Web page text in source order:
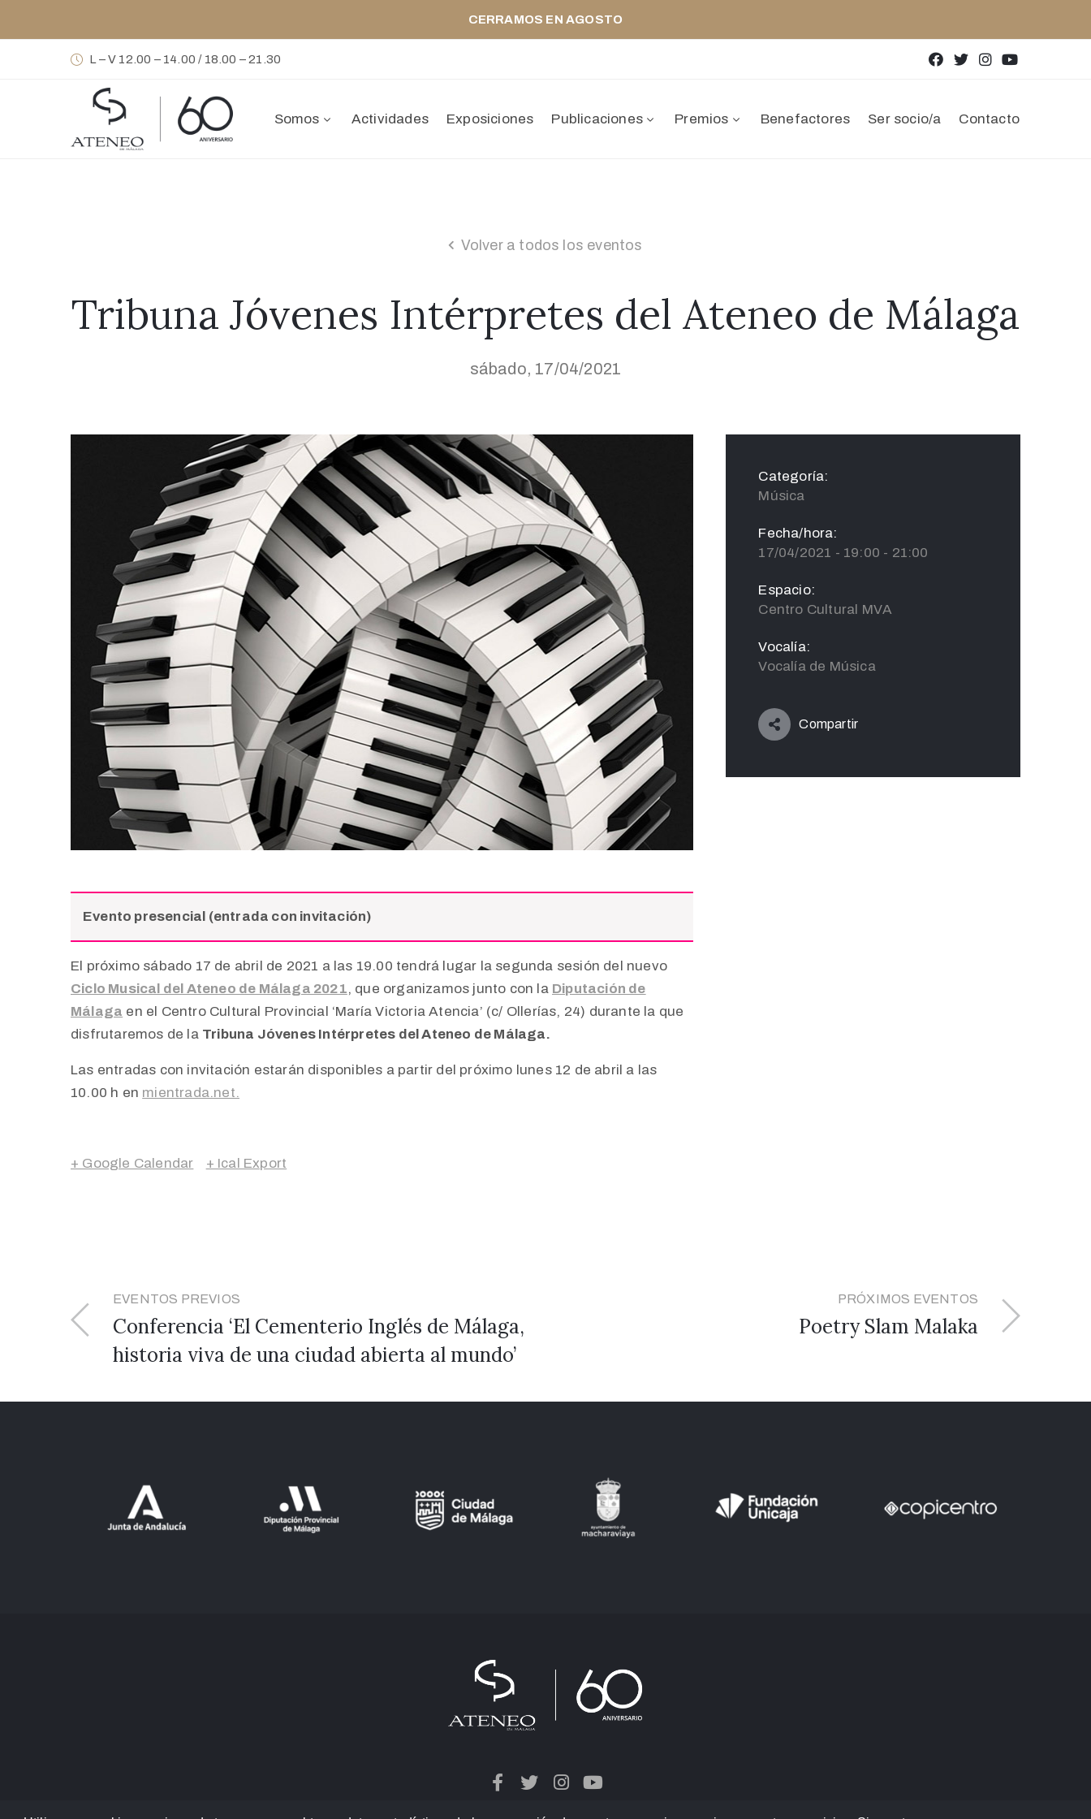
CERRAMOS EN AGOSTO
L – V 12.00 – 14.00 / 18.00 – 21.30
Somos Actividades Exposiciones Publicaciones Premios Benefactores Ser socio/a Contacto
Volver a todos los eventos
Tribuna Jóvenes Intérpretes del Ateneo de Málaga
sábado, 17/04/2021
Evento presencial (entrada con invitación)
El próximo sábado 17 de abril de 2021 a las 19.00 tendrá lugar la segunda sesión del nuevo
Ciclo Musical del Ateneo de Málaga 2021, que organizamos junto con la Diputación de
Málaga en el Centro Cultural Provincial ‘María Victoria Atencia’ (c/ Ollerías, 24) durante la que
disfrutaremos de la Tribuna Jóvenes Intérpretes del Ateneo de Málaga.
Las entradas con invitación estarán disponibles a partir del próximo lunes 12 de abril a las
10.00 h en mientrada.net.
+ Google Calendar + Ical Export
Categoría:
Música
Fecha/hora:
17/04/2021 - 19:00 - 21:00
Espacio:
Centro Cultural MVA
Vocalía:
Vocalía de Música
Compartir
EVENTOS PREVIOS
Conferencia ‘El Cementerio Inglés de Málaga,
historia viva de una ciudad abierta al mundo’
PRÓXIMOS EVENTOS
Poetry Slam Malaka